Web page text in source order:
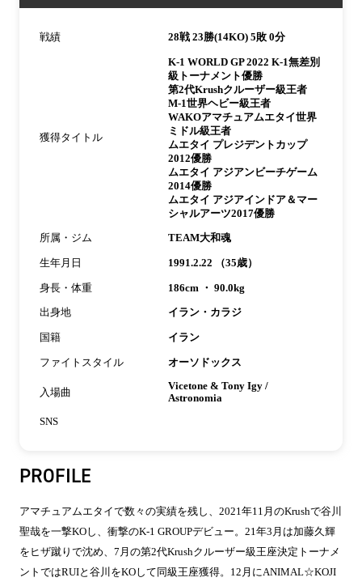
戦績 28戦 23勝(14KO) 5敗 0分
獲得タイトル
K-1 WORLD GP 2022 K-1無差別
級トーナメント優勝
第2代Krushクルーザー級王者
M-1世界ヘビー級王者
WAKOアマチュアムエタイ世界
ミドル級王者
ムエタイ プレジデントカップ
2012優勝
ムエタイ アジアンビーチゲーム
2014優勝
ムエタイ アジアインドア＆マー
シャルアーツ2017優勝
所属・ジム TEAM大和魂
生年月日 1991.2.22 （35歳）
身長・体重 186cm ・ 90.0kg
出身地 イラン・カラジ
国籍 イラン
ファイトスタイル オーソドックス
入場曲
Vicetone & Tony Igy /
Astronomia
SNS
PROFILE
アマチュアムエタイで数々の実績を残し、2021年11月のKrushで谷川
聖哉を一撃KOし、衝撃のK-1 GROUPデビュー。21年3月は加藤久輝
をヒザ蹴りで沈め、7月の第2代Krushクルーザー級王座決定トーナメ
ントではRUIと谷川をKOして同級王座獲得。12月にANIMAL☆KOJI